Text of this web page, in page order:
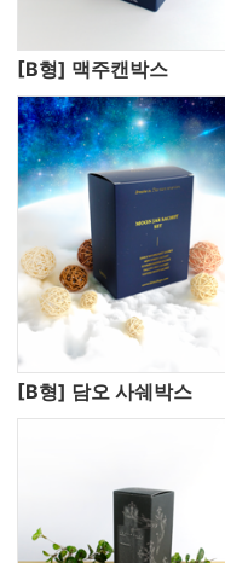
[B형] 맥주캔박스
[B형] 담오 사쉐박스